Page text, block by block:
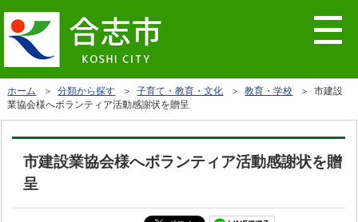
ホーム ＞分類から探す ＞子育て・教育・文化 ＞教育・学校 ＞ 市建設
業協会様へボランティア活動感謝状を贈呈
市建設業協会様へボランティア活動感謝状を贈
呈